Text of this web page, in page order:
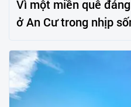
Vì một miền quê
ở An Cư trong nhịp